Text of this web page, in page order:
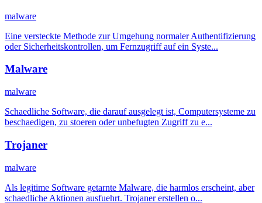
malware
Eine versteckte Methode zur Umgehung normaler Authentifizierung
oder Sicherheitskontrollen, um Fernzugriff auf ein Syste...
Malware
malware
Schaedliche Software, die darauf ausgelegt ist, Computersysteme zu
beschaedigen, zu stoeren oder unbefugten Zugriff zu e...
Trojaner
malware
Als legitime Software getarnte Malware, die harmlos erscheint, aber
schaedliche Aktionen ausfuehrt. Trojaner erstellen o...